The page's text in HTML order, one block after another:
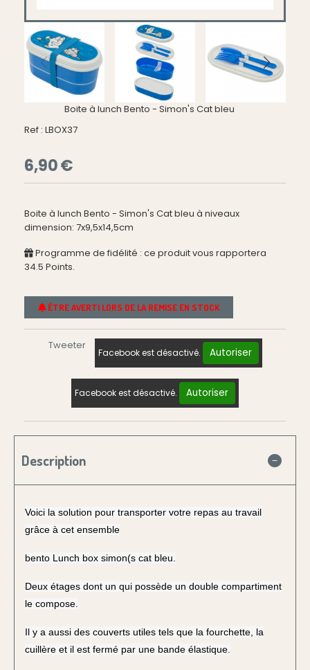
Boite à lunch Bento - Simon's Cat bleu
Ref : LBOX37
6,90€
Boite à lunch Bento - Simon's Cat bleu à niveaux
dimension: 7x9,5x14,5cm
Programme de fidélité : ce produit vous rapportera
34.5 Points.
ÊTRE AVERTI LORS DE LA REMISE EN STOCK
Tweeter
Facebook est désactivé. Autoriser
Facebook est désactivé. Autoriser
Description
Voici la solution pour transporter votre repas au travail
grâce à cet ensemble
bento Lunch box simon(s cat bleu.
Deux étages dont un qui possède un double compartiment
le compose.
Il y a aussi des couverts utiles tels que la fourchette, la
cuillère et il est fermé par une bande élastique.